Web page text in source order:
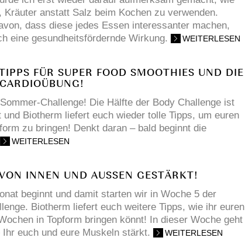
anstatt Salz beim Kochen zu verwenden.
dass diese jedes Essen interessanter machen,
eine gesundheitsfördernde Wirkung.
WEITERLESEN
FÜR SUPER FOOD SMOOTHIES UND DIE
Challenge! Die Hälfte der Body Challenge ist
Biotherm liefert euch wieder tolle Tipps, um euren
zu bringen! Denkt daran – bald beginnt die
WEITERLESEN
INNEN UND AUSSEN GESTÄRKT!
beginnt und damit starten wir in Woche 5 der
Biotherm liefert euch weitere Tipps, wie ihr euren
in Topform bringen könnt! In dieser Woche geht
euch und eure Muskeln stärkt.
WEITERLESEN